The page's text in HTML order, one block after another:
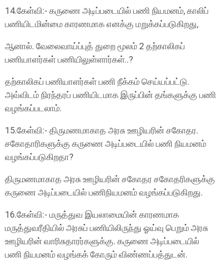
14.கேள்வி:- கருணை அடிப்படையில் பணி நியமனம், காலிப்
பணியிடமின்மை காரணமாக எனக்கு மறுக்கப்படுகிறது,
ஆனால். வேலைவாய்ப்புத் துறை மூலம் 2 தற்காலிகப்
பணியாளர்கள் பணியிலுள்ளார்கள்..?
தற்காலிகப் பணியாளர்கள் பணி நீக்கம் செய்யப்பட்டு.
அவ்விடம் நிரந்தரப் பணியிடமாக இருப்பின் தங்களுக்கு பணி
வழங்கப்படலாம்.
15.கேள்வி:- திருமணமாகாத அரசு ஊழியரின் சகோதர.
சகோதாரிகளுக்கு கருணை அடிப்படையில் பணி நியமனம்
வழங்கப்படுகிறதா?
திருமணமாகாத அரசு ஊழியரின் சகோதர சகோதரிகளுக்கு
கருணை அடிப்படையில் பணிநியமனம் வழங்கப்படுகிறது.
16.கேள்வி:- மருத்துவ இயலாமையின் காரணமாக
மருத்துவரீதியில் அரசுப் பணியிலிருந்து ஓய்வு பெறும் அரசு
ஊழியரின் வாரிசுதாரர்களுக்கு. கருணை அடிப்படையில்
பணி நியமனம் வழங்கக் கோரும் விண்ணப்பத்துடன்.